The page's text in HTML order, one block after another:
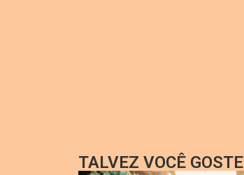
TALVEZ VOCÊ GOSTE